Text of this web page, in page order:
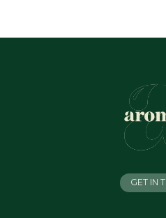
GET IN